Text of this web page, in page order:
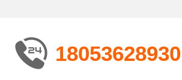
18053628930